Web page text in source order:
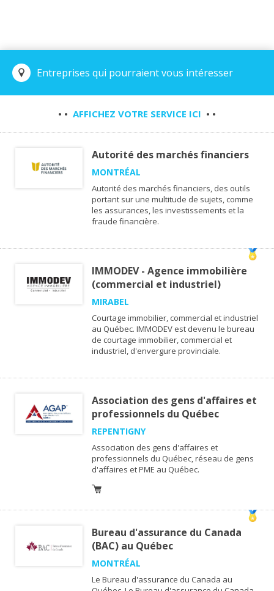
Entreprises qui pourraient vous intéresser
• • AFFICHEZ VOTRE SERVICE ICI • •
Autorité des marchés financiers
MONTRÉAL
Autorité des marchés financiers, des outils
portant sur une multitude de sujets, comme
les assurances, les investissements et la
fraude financière.
IMMODEV - Agence immobilière
(commercial et industriel)
MIRABEL
Courtage immobilier, commercial et industriel
au Québec. IMMODEV est devenu le bureau
de courtage immobilier, commercial et
industriel, d'envergure provinciale.
Association des gens d'affaires et
professionnels du Québec
REPENTIGNY
Association des gens d'affaires et
professionnels du Québec, réseau de gens
d'affaires et PME au Québec.
Bureau d'assurance du Canada
(BAC) au Québec
MONTRÉAL
Le Bureau d'assurance du Canada au